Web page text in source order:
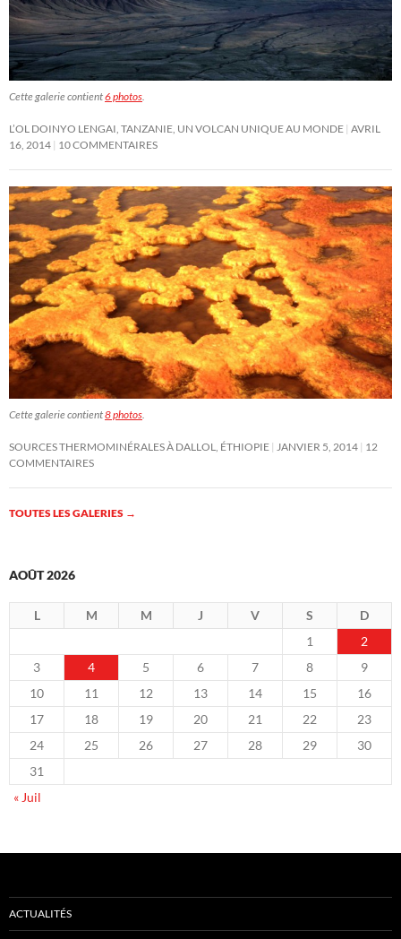
Cette galerie contient6 photos.
L’OL DOINYO LENGAI, TANZANIE, UN VOLCAN UNIQUE AU MONDE AVRIL
16, 2014 10 COMMENTAIRES
Cette galerie contient8 photos.
SOURCES THERMOMINÉRALES À DALLOL, ÉTHIOPIE JANVIER 5, 2014 12
COMMENTAIRES
TOUTES LES GALERIES →
AOÛT 2026
L M M J V S
D
1
2
3
4 5 6 7 8
9
10
11 12 13 14 15
16
17
18 19 20 21 22
23
24
25 26 27 28 29
30
31
« Juil
ACTUALITÉS